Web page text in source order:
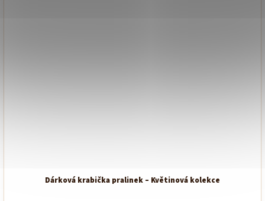
Dárková krabička pralinek – Květinová kolekce